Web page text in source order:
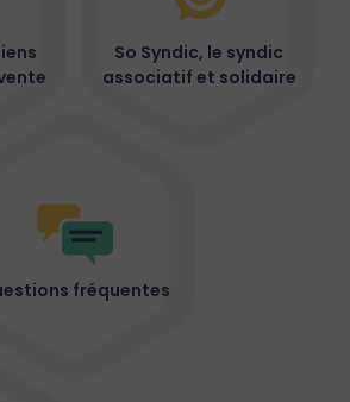
So Syndic, le syndic
associatif et solidaire
fréquentes